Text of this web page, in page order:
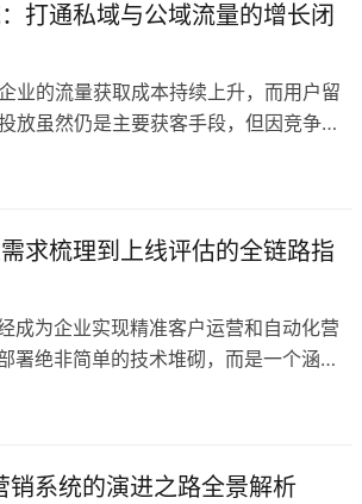
打通私域与公域流量的增长闭
业的流量获取成本持续上升，而用户留
放虽然仍是主要获客手段，但因竞争白
求梳理到上线评估的全链路指
成为企业实现精准客户运营和自动化营
署绝非简单的技术堆砌，而是一个涵盖
销系统的演进之路全景解析